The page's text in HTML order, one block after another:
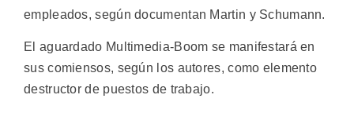
empleados, según documentan Martin y Schumann.
El aguardado Multimedia-Boom se manifestará en
sus comiensos, según los autores, como elemento
destructor de puestos de trabajo.